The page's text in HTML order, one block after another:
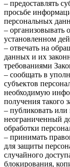
– предоставлять
просьбе
персональных
– организовывать
установленном
– отвечать на
данных и их
требованиями
– сообщать в
субъектов
необходимую
получения такого
– публиковать
неограниченный
обработки
– принимать
для защиты
случайного
блокирования,